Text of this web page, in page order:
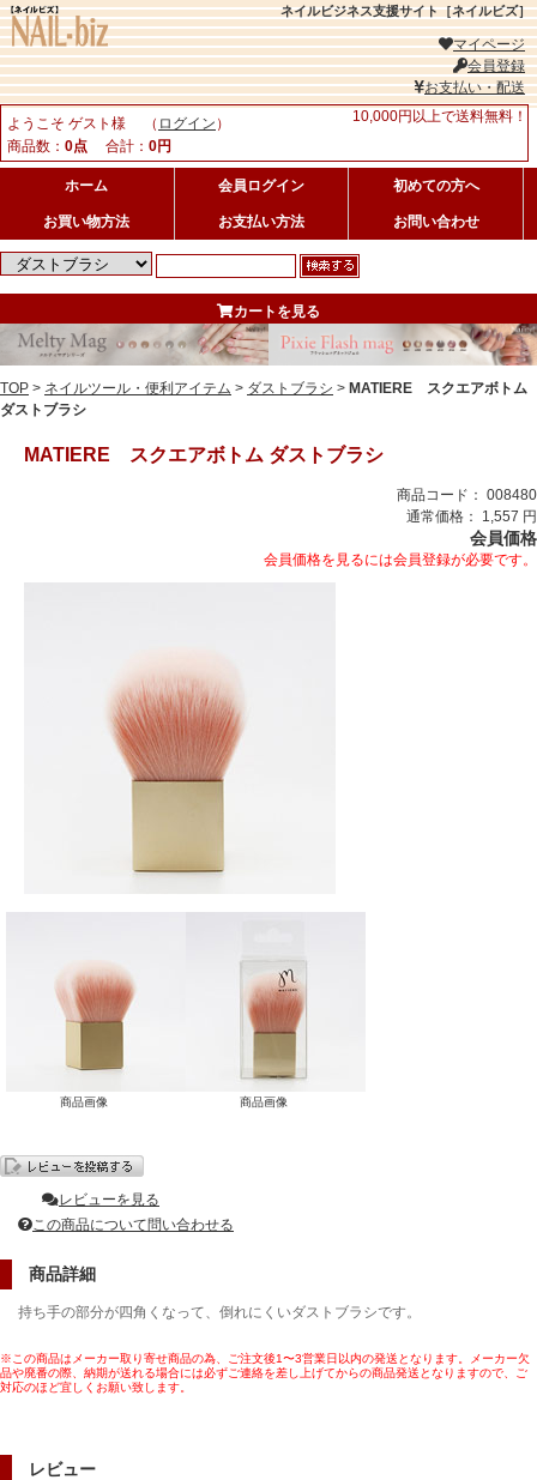
ネイルビジネス支援サイト［ネイルビズ］
マイページ
会員登録
お支払い・配送
ようこそ ゲスト様 （ ログイン ）
商品数： 0点 合計： 0円
10,000円以上で送料無料！
ホーム 会員ログイン 初めての方へ
お買い物方法 お支払い方法 お問い合わせ
カートを見る
TOP > ネイルツール・便利アイテム > ダストブラシ > MATIERE スクエアボトム
ダストブラシ
MATIERE スクエアボトム ダストブラシ
商品コード： 008480
通常価格： 1,557 円
会員価格
会員価格を見るには会員登録が必要です。
商品画像 商品画像
レビューを見る
この商品について問い合わせる
商品詳細
持ち手の部分が四角くなって、倒れにくいダストブラシです。
※この商品はメーカー取り寄せ商品の為、ご注文後1〜3営業日以内の発送となります。メーカー欠
品や廃番の際、納期が送れる場合には必ずご連絡を差し上げてからの商品発送となりますので、ご
対応のほど宜しくお願い致します。
レビュー